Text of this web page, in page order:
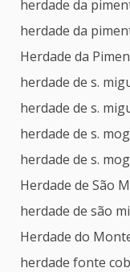
herdade da
herdade da
Herdade da
herdade de s.
herdade de s.
herdade de s.
herdade de s.
Herdade de São
herdade de são
Herdade do
herdade fonte